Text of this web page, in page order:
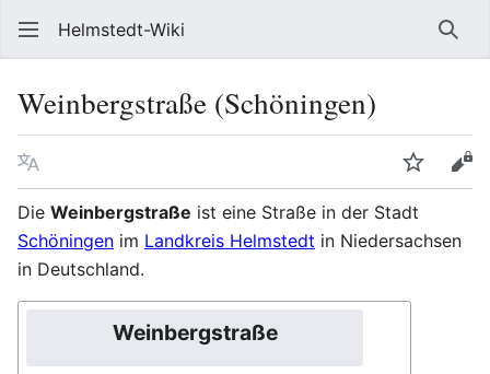
Helmstedt-Wiki
Weinbergstraße (Schöningen)
Sprache
Die Weinbergstraße ist eine Straße in der Stadt
Schöningen im Landkreis Helmstedt in Niedersachsen
in Deutschland.
Weinbergstraße